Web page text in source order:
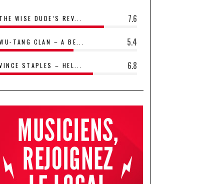
7.6
THE WISE DUDE’S REV...
5.4
TANG CLAN – A BE...
6.8
STAPLES – HEL...